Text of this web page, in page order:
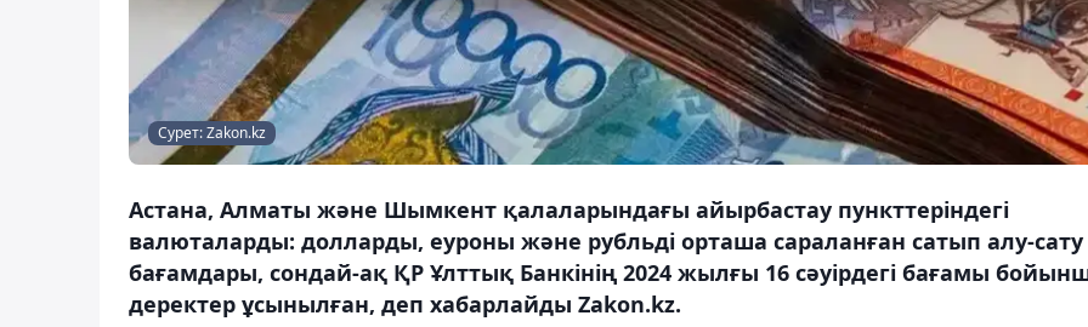
Сурет: Zakon.kz
Астана, Алматы және Шымкент қалаларындағы айырбастау пункттеріндегі
валюталарды: долларды, еуроны және рубльді орташа сараланған сатып алу-сату
бағамдары, сондай-ақ ҚР Ұлттық Банкінің 2024 жылғы 16 сәуірдегі бағамы
деректер ұсынылған, деп хабарлайды Zakon.kz.